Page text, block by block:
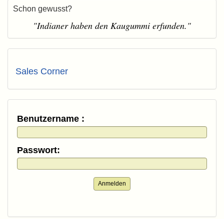
Schon gewusst?
"Indianer haben den Kaugummi erfunden."
Sales Corner
Benutzername :
Passwort:
Anmelden